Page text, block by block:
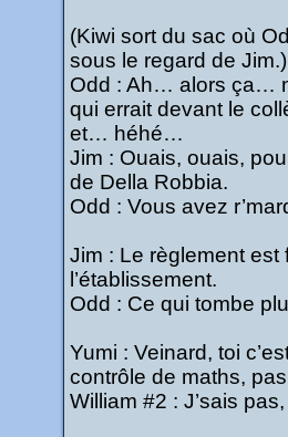
(Kiwi sort du sac où
sous le regard de Jim.)
Odd : Ah… alors ça…
qui errait devant le
et… héhé…
Jim : Ouais, ouais,
de Della Robbia.
Odd : Vous avez
Jim : Le règlement est
l’établissement.
Odd : Ce qui tombe
Yumi : Veinard, toi
contrôle de maths,
William #2 : J’sais